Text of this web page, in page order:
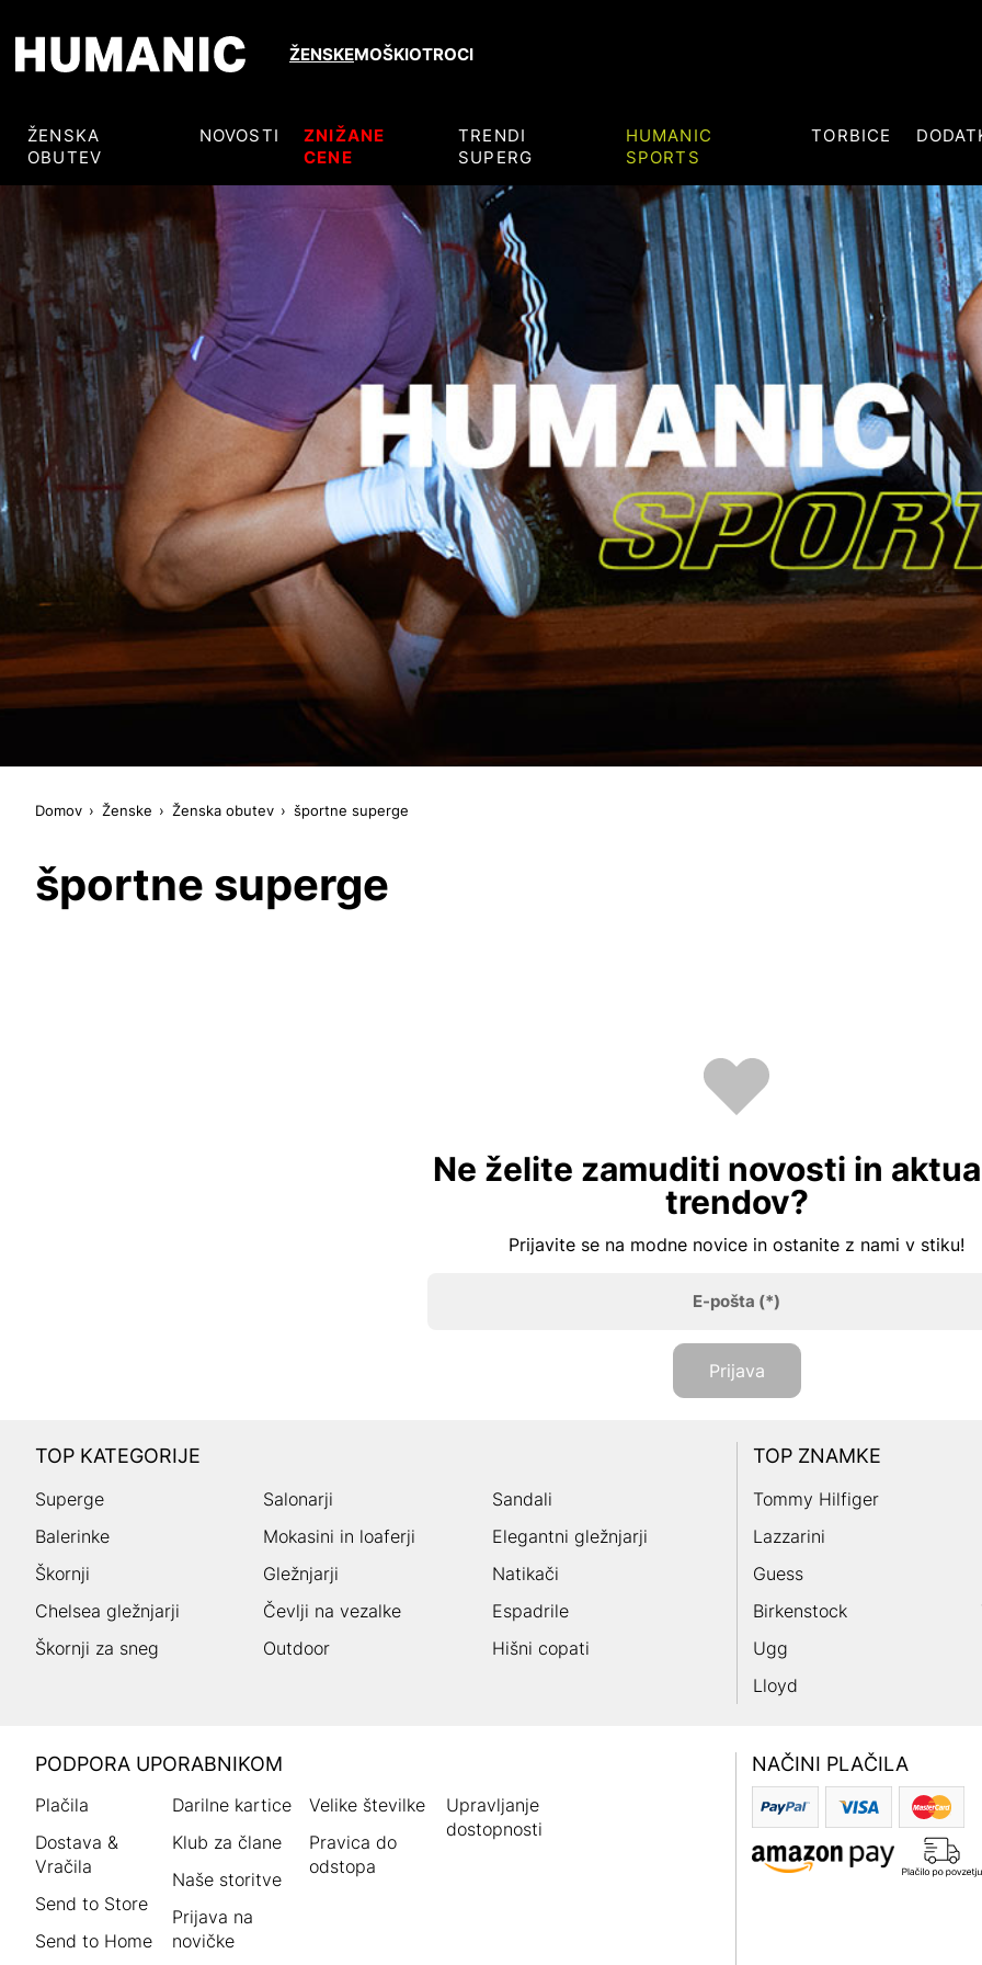
ŽENSKEMOŠKIOTROCI
ŽENSKA
OBUTEV
NOVOSTI
ZNIŽANE
CENE
TRENDI
SUPERG
HUMANIC
SPORTS
TORBICE
Domov Ženske Ženska obutev športne superge
športne superge
Ne želite zamuditi novosti in
trendov?
Prijavite se na modne novice in ostanite z nami v stiku!
E-pošta (*)
Prijava
TOP KATEGORIJE
Superge Salonarji
Sandali
Balerinke
Mokasini in loaferji
Elegantni gležnjarji
Škornji
Gležnjarji
Natikači
Chelsea gležnjarji
Čevlji na vezalke
Espadrile
Škornji za sneg
Outdoor Hišni copati
TOP ZNAMKE
Tommy Hilfiger
Lazzarini
Guess
Birkenstock
Ugg
Lloyd
HUMANIC
noga
PODPORA UPORABNIKOM
Plačila
Dostava &
Vračila
Send to Store
Send to Home
Darilne kartice
Klub za člane
Naše storitve
Prijava na
novičke
Velike številke
Pravica do
odstopa
Upravljanje
dostopnosti
NAČINI PLAČILA